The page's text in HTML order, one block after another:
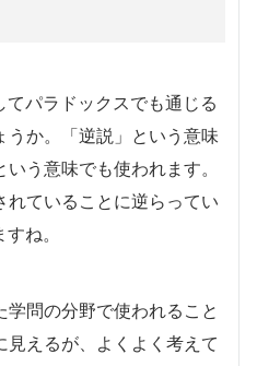
パラドックスでも通じる
うか。「逆説」という意味
う意味でも使われます。
ていることに逆らってい
ね。
学問の分野で使われること
えるが、よくよく考えて